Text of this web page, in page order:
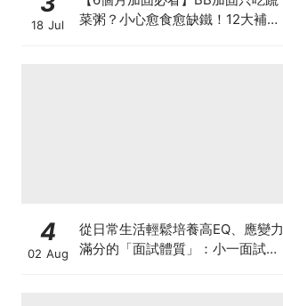
18 Jul
菜粥？小心愈食愈缺鐵！12大補鐵
4
02 Aug
從日常生活輕鬆培養高EQ、應變力
滿分的「面試體質」：小一面試最